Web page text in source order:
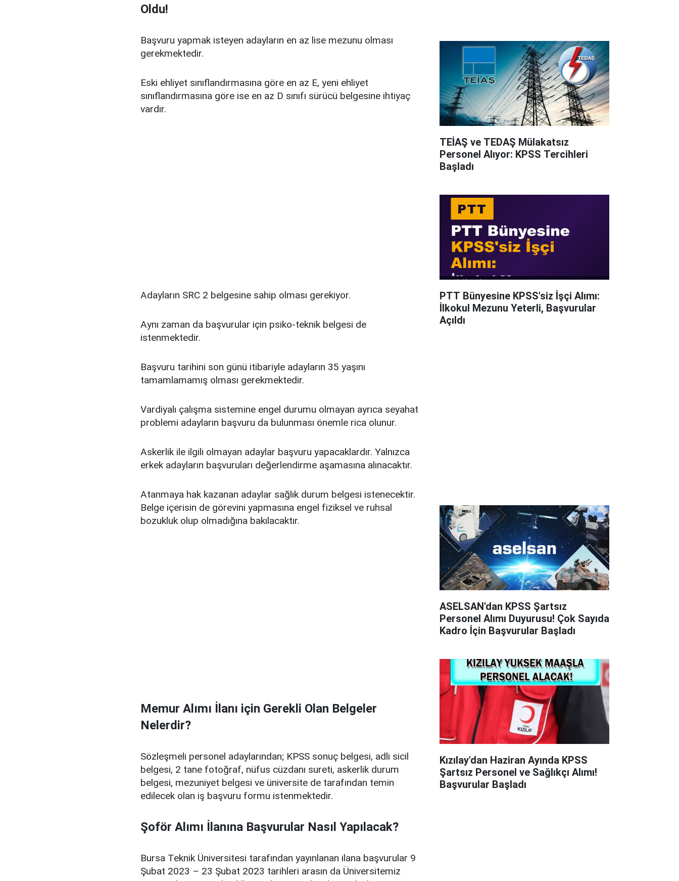
Oldu!
Başvuru yapmak isteyen adayların en az lise mezunu olması
gerekmektedir.
Eski ehliyet sınıflandırmasına göre en az E, yeni ehliyet
sınıflandırmasına göre ise en az D sınıfı sürücü belgesine ihtiyaç
vardır.
Adayların SRC 2 belgesine sahip olması gerekiyor.
Aynı zaman da başvurular için psiko-teknik belgesi de
istenmektedir.
Başvuru tarihini son günü itibariyle adayların 35 yaşını
tamamlamamış olması gerekmektedir.
Vardiyalı çalışma sistemine engel durumu olmayan ayrıca seyahat
problemi adayların başvuru da bulunması önemle rica olunur.
Askerlik ile ilgili olmayan adaylar başvuru yapacaklardır. Yalnızca
erkek adayların başvuruları değerlendirme aşamasına alınacaktır.
Atanmaya hak kazanan adaylar sağlık durum belgesi istenecektir.
Belge içerisin de görevini yapmasına engel fiziksel ve ruhsal
bozukluk olup olmadığına bakılacaktır.
Memur Alımı İlanı için Gerekli Olan Belgeler
Nelerdir?
Sözleşmeli personel adaylarından; KPSS sonuç belgesi, adli sicil
belgesi, 2 tane fotoğraf, nüfus cüzdanı sureti, askerlik durum
belgesi, mezuniyet belgesi ve üniversite de tarafından temin
edilecek olan iş başvuru formu istenmektedir.
Şoför Alımı İlanına Başvurular Nasıl Yapılacak?
Bursa Teknik Üniversitesi tarafından yayınlanan ilana başvurular 9
Şubat 2023 – 23 Şubat 2023 tarihleri arasın da Üniversitemiz
TEİAŞ ve TEDAŞ Mülakatsız
Personel Alıyor: KPSS Tercihleri
Başladı
PTT Bünyesine KPSS'siz İşçi Alımı:
İlkokul Mezunu Yeterli, Başvurular
Açıldı
ASELSAN'dan KPSS Şartsız
Personel Alımı Duyurusu! Çok Sayıda
Kadro İçin Başvurular Başladı
Kızılay'dan Haziran Ayında KPSS
Şartsız Personel ve Sağlıkçı Alımı!
Başvurular Başladı